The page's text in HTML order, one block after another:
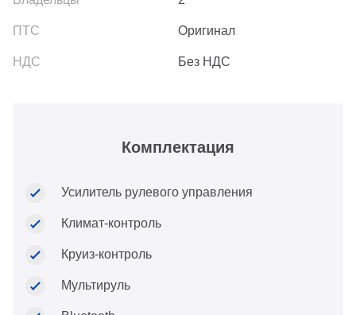
Оригинал
Без НДС
Комплектация
Усилитель рулевого управления
Климат-контроль
Круиз-контроль
Мультируль